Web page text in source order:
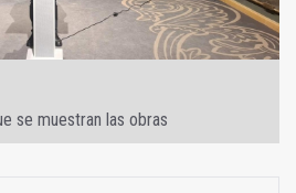
se muestran las obras